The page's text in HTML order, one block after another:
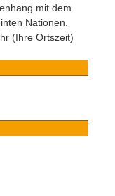
mit dem
Nationen.
(Ihre Ortszeit)